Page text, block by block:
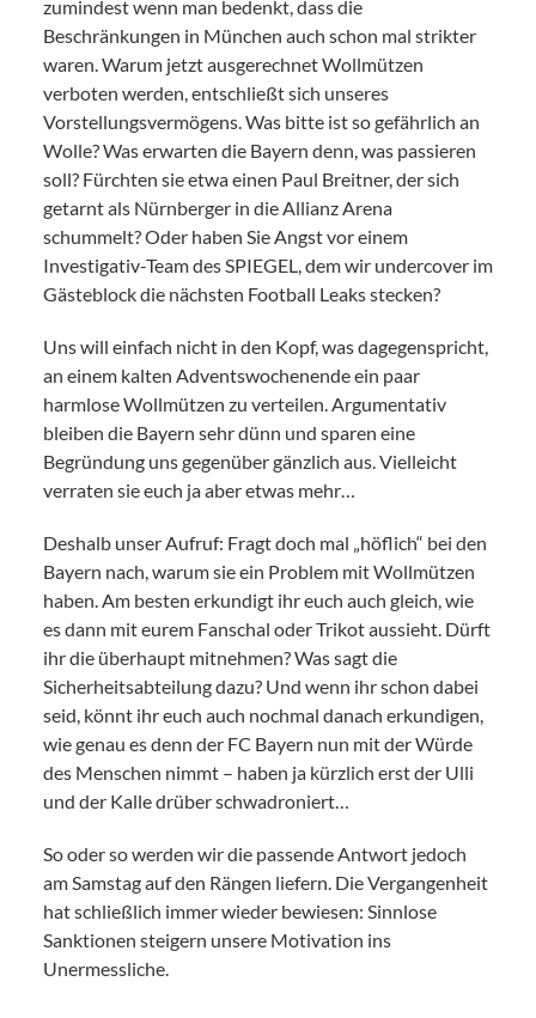
zumindest wenn man bedenkt, dass die
Beschränkungen in München auch schon mal strikter
waren. Warum jetzt ausgerechnet Wollmützen
verboten werden, entschließt sich unseres
Vorstellungsvermögens. Was bitte ist so gefährlich an
Wolle? Was erwarten die Bayern denn, was passieren
soll? Fürchten sie etwa einen Paul Breitner, der sich
getarnt als Nürnberger in die Allianz Arena
schummelt? Oder haben Sie Angst vor einem
Investigativ-Team des SPIEGEL, dem wir undercover im
Gästeblock die nächsten Football Leaks stecken?
Uns will einfach nicht in den Kopf, was dagegenspricht,
an einem kalten Adventswochenende ein paar
harmlose Wollmützen zu verteilen. Argumentativ
bleiben die Bayern sehr dünn und sparen eine
Begründung uns gegenüber gänzlich aus. Vielleicht
verraten sie euch ja aber etwas mehr…
Deshalb unser Aufruf: Fragt doch mal „höflich“ bei den
Bayern nach, warum sie ein Problem mit Wollmützen
haben. Am besten erkundigt ihr euch auch gleich, wie
es dann mit eurem Fanschal oder Trikot aussieht. Dürft
ihr die überhaupt mitnehmen? Was sagt die
Sicherheitsabteilung dazu? Und wenn ihr schon dabei
seid, könnt ihr euch auch nochmal danach erkundigen,
wie genau es denn der FC Bayern nun mit der Würde
des Menschen nimmt – haben ja kürzlich erst der Ulli
und der Kalle drüber schwadroniert…
So oder so werden wir die passende Antwort jedoch
am Samstag auf den Rängen liefern. Die Vergangenheit
hat schließlich immer wieder bewiesen: Sinnlose
Sanktionen steigern unsere Motivation ins
Unermessliche.